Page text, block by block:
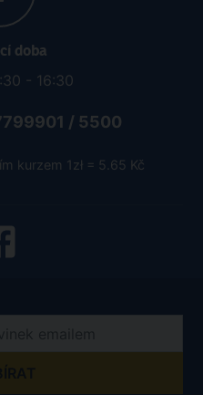
doba
- 16:30
/ 5500
kurzem 1zł = 5.65 Kč